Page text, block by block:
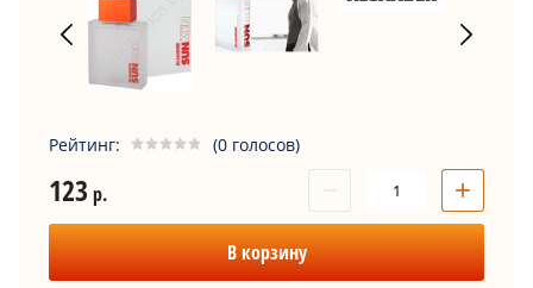
Рейтинг: (0 голосов)
123 р. +
В корзину